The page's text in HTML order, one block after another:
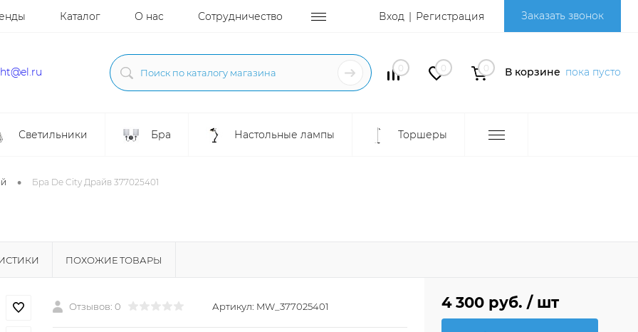
Каталог О нас Сотрудничество Вход Регистрация Заказать звонок
0 0 0 В корзине пока пусто
Светильники Бра Настольные лампы Торшеры
• Бра De City Драйв 377025401
ПОХОЖИЕ ТОВАРЫ
Отзывов: 0 Артикул: MW_377025401 4 300 руб. / шт